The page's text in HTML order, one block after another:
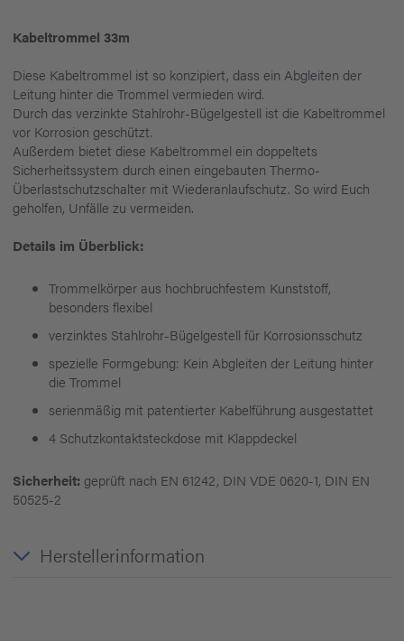
Kabeltrommel 33m
Diese Kabeltrommel ist so konzipiert, dass ein Abgleiten der
Leitung hinter die Trommel vermieden wird.
Durch das verzinkte Stahlrohr-Bügelgestell ist die Kabeltrommel
vor Korrosion geschützt.
Außerdem bietet diese Kabeltrommel ein doppeltets
Sicherheitssystem durch einen eingebauten Thermo-
Überlastschutzschalter mit Wiederanlaufschutz. So wird Euch
geholfen, Unfälle zu vermeiden.
Details im Überblick:
Trommelkörper aus hochbruchfestem Kunststoff,
besonders flexibel
verzinktes Stahlrohr-Bügelgestell für Korrosionsschutz
spezielle Formgebung: Kein Abgleiten der Leitung hinter
die Trommel
serienmäßig mit patentierter Kabelführung ausgestattet
4 Schutzkontaktsteckdose mit Klappdeckel
Sicherheit: geprüft nach EN 61242, DIN VDE 0620-1, DIN EN
50525-2
Herstellerinformation